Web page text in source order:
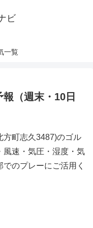
ビ
一覧
（週末・10日
方町志久3487)のゴル
風速・気圧・湿度・気
のプレーにご活用く